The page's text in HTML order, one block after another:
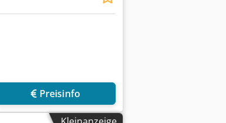
Preisinfo